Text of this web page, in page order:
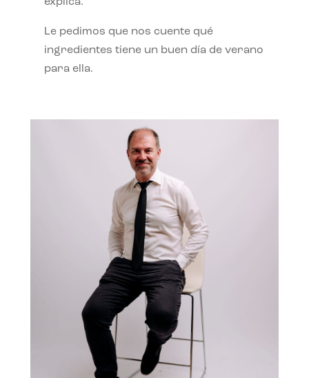
Le pedimos que nos cuente qué
ingredientes tiene un buen día de verano
para ella.